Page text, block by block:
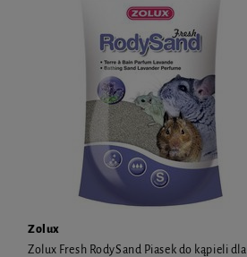
Zolux
Zolux Fresh RodySand Piasek do kąpieli dla